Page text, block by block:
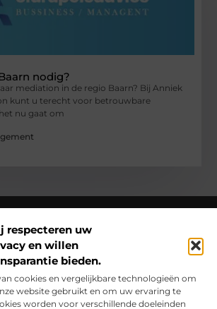
respecteren uw
en willen
bieden.
cookies en vergelijkbare technologieën om
website gebruikt en om uw ervaring te
worden voor verschillende doeleinden
nodig?
mediation in de regio Baarn? Bij Anniek
kunt u terecht voor betrouwbare
nu gaat om
– Een wereld vol verhalen en inzichten.
blogs en artikelen over alles wat het
maakt.